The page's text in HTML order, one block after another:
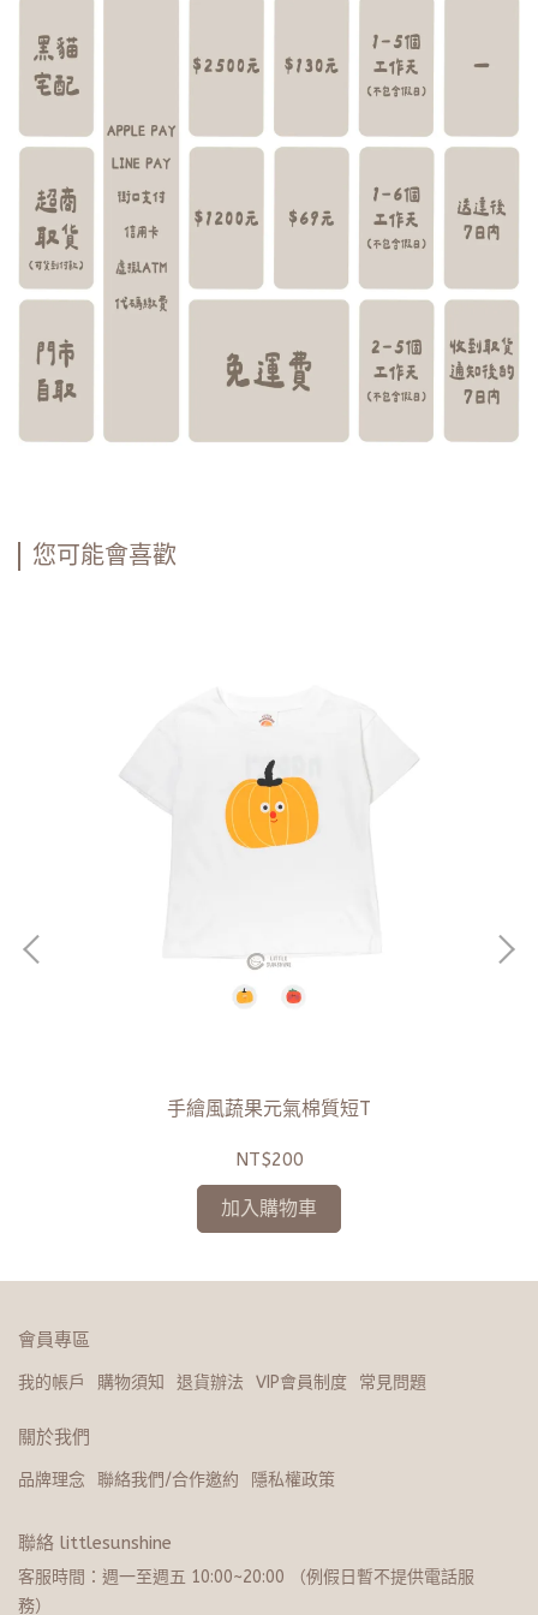
您可能會喜歡
手繪風蔬果元氣棉質短T
NT$200
加入購物車
會員專區
我的帳戶 購物須知 退貨辦法 VIP會員制度 常見問題
關於我們
品牌理念 聯絡我們/合作邀約 隱私權政策
聯絡 littlesunshine
客服時間：週一至週五 10:00~20:​0​0 （例假日暫不提供電話服
務）